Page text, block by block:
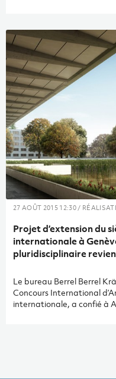
le système de labellisation
internationale et a
6 millions de locataires
consultante en bâtiment
WiredScore, répond à nos
développement de ce
27 AOÛT 2015 12:30 /
Projet d’extension du
internationale à
pluridisciplinaire
Le bureau Berrel Berrel
Concours International
internationale, a confié à